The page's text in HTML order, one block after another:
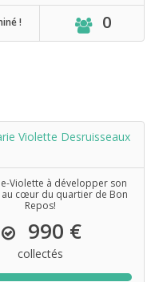
! 0
Violette Desruisseaux
Violette à développer son
cœur du quartier de Bon
Repos!
990 €
collectés